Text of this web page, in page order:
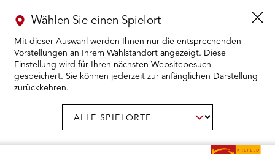
Wählen Sie einen Spielort
Mit dieser Auswahl werden Ihnen nur die entsprechenden
Vorstellungen an Ihrem Wahlstandort angezeigt. Diese
Einstellung wird für Ihren nächsten Websitebesuch
gespeichert. Sie können jederzeit zur anfänglichen Darstellung
zurückkehren.
KARTENKAUF ÖFFNEN